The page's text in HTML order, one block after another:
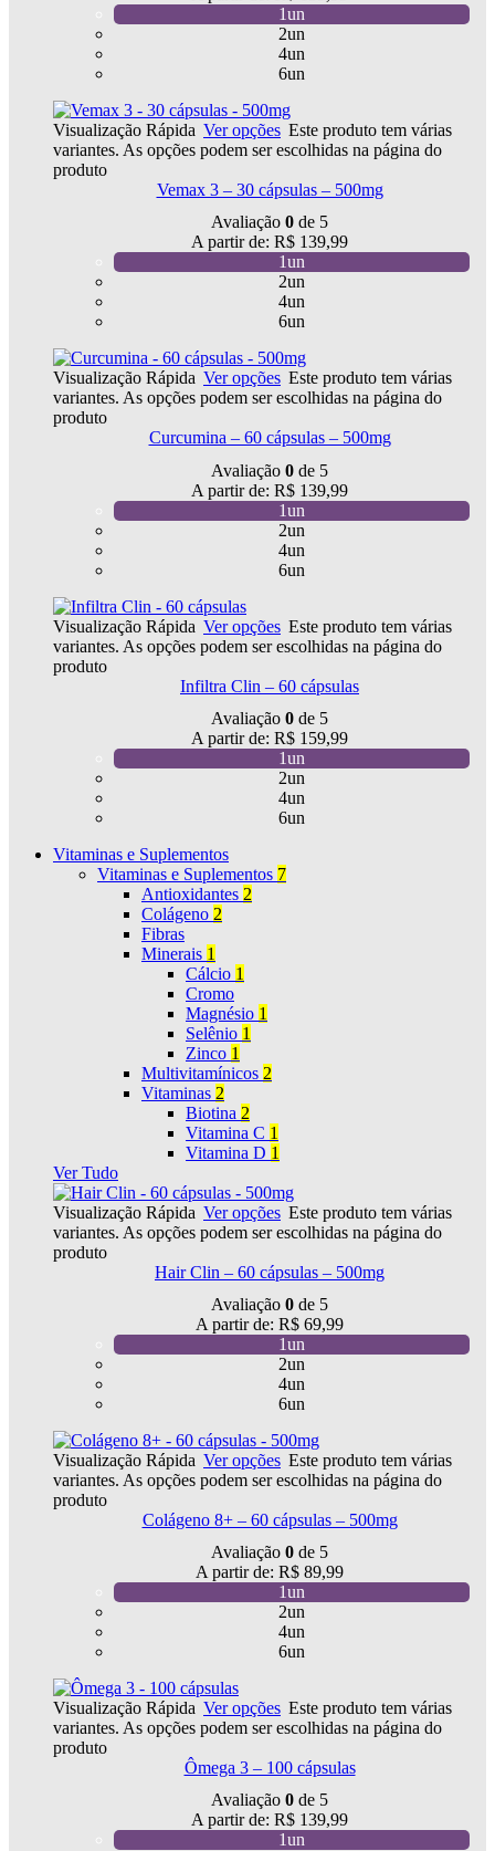
1un
2un
4un
6un
Visualização Rápida Ver opções Este produto tem várias
variantes. As opções podem ser escolhidas na página do
produto
Vemax 3 – 30 cápsulas – 500mg
Avaliação 0 de 5
A partir de: R$ 139,99
1un
2un
4un
6un
Visualização Rápida Ver opções Este produto tem várias
variantes. As opções podem ser escolhidas na página do
produto
Curcumina – 60 cápsulas – 500mg
Avaliação 0 de 5
A partir de: R$ 139,99
1un
2un
4un
6un
Visualização Rápida Ver opções Este produto tem várias
variantes. As opções podem ser escolhidas na página do
produto
Infiltra Clin – 60 cápsulas
Avaliação 0 de 5
A partir de: R$ 159,99
1un
2un
4un
6un
Vitaminas e Suplementos
Vitaminas e Suplementos 7
Antioxidantes 2
Colágeno 2
Fibras
Minerais 1
Cálcio 1
Cromo
Magnésio 1
Selênio 1
Zinco 1
Multivitamínicos 2
Vitaminas 2
Biotina 2
Vitamina C 1
Vitamina D 1
Ver Tudo
Visualização Rápida Ver opções Este produto tem várias
variantes. As opções podem ser escolhidas na página do
produto
Hair Clin – 60 cápsulas – 500mg
Avaliação 0 de 5
A partir de: R$ 69,99
1un
2un
4un
6un
Visualização Rápida Ver opções Este produto tem várias
variantes. As opções podem ser escolhidas na página do
produto
Colágeno 8+ – 60 cápsulas – 500mg
Avaliação 0 de 5
A partir de: R$ 89,99
1un
2un
4un
6un
Visualização Rápida Ver opções Este produto tem várias
variantes. As opções podem ser escolhidas na página do
produto
Ômega 3 – 100 cápsulas
Avaliação 0 de 5
A partir de: R$ 139,99
1un